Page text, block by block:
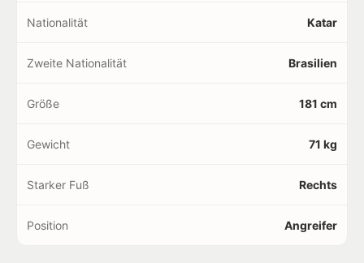
Nationalität Katar
Zweite Nationalität Brasilien
Größe 181 cm
Gewicht 71 kg
Starker Fuß Rechts
Position Angreifer